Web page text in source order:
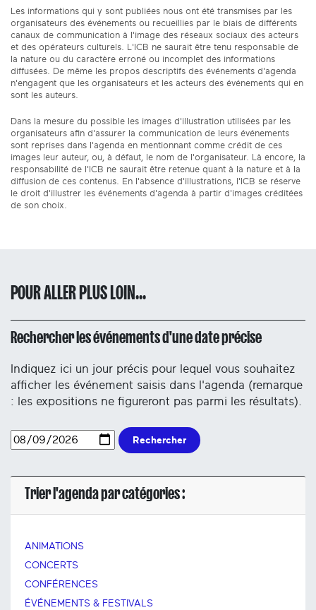
Les informations qui y sont publiées nous ont été transmises par les
organisateurs des événements ou recueillies par le biais de différents
canaux de communication à l'image des réseaux sociaux des acteurs
et des opérateurs culturels. L'ICB ne saurait être tenu responsable de
la nature ou du caractère erroné ou incomplet des informations
diffusées. De même les propos descriptifs des événements d'agenda
n'engagent que les organisateurs et les acteurs des événements qui en
sont les auteurs.
Dans la mesure du possible les images d'illustration utilisées par les
organisateurs afin d'assurer la communication de leurs événements
sont reprises dans l'agenda en mentionnant comme crédit de ces
images leur auteur, ou, à défaut, le nom de l'organisateur. Là encore, la
responsabilité de l'ICB ne saurait être retenue quant à la nature et à la
diffusion de ces contenus. En l'absence d'illustrations, l'ICB se réserve
le droit d'illustrer les événements d'agenda à partir d'images créditées
de son choix.
POUR ALLER PLUS LOIN...
Rechercher les événements d'une date précise
Indiquez ici un jour précis pour lequel vous souhaitez
afficher les événement saisis dans l'agenda (remarque
: les expositions ne figureront pas parmi les résultats).
Rechercher
Trier l'agenda par catégories :
ANIMATIONS
CONCERTS
CONFÉRENCES
ÉVÉNEMENTS & FESTIVALS